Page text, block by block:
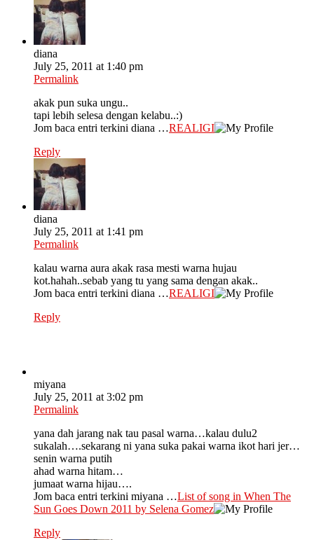
diana
July 25, 2011 at 1:40 pm
Permalink
akak pun suka ungu..
tapi lebih selesa dengan kelabu..:)
Jom baca entri terkini diana …REALIGI
Reply
diana
July 25, 2011 at 1:41 pm
Permalink
kalau warna aura akak rasa mesti warna hujau
kot.hahah..sebab yang tu yang sama dengan akak..
Jom baca entri terkini diana …REALIGI
Reply
miyana
July 25, 2011 at 3:02 pm
Permalink
yana dah jarang nak tau pasal warna…kalau dulu2
sukalah….sekarang ni yana suka pakai warna ikot hari jer…
senin warna putih
ahad warna hitam…
jumaat warna hijau….
Jom baca entri terkini miyana …List of song in When The
Sun Goes Down 2011 by Selena Gomez
Reply